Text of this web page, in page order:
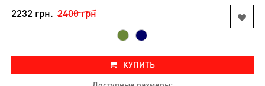
2232 грн. 2400 грн
КУПИТЬ